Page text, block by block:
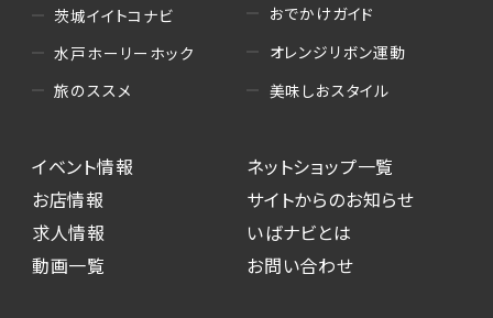
茨城イイトコナビ
水戸ホーリーホック
旅のススメ
おでかけガイド
オレンジリボン運動
美味しおスタイル
イベント情報
お店情報
求人情報
動画一覧
ネットショップ一覧
サイトからのお知らせ
いばナビとは
お問い合わせ